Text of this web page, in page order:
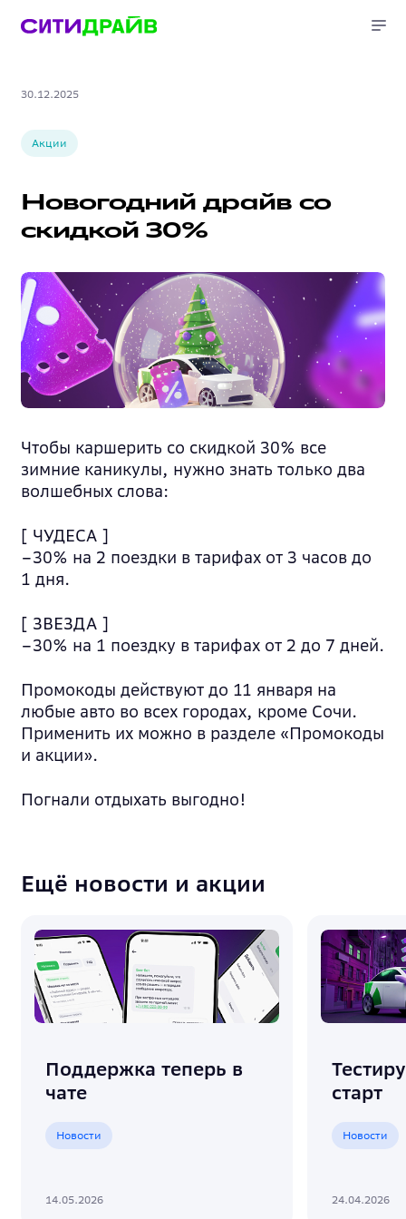
30.12.2025
Акции
Новогодний драйв со
скидкой 30%
Чтобы каршерить со скидкой 30% все
зимние каникулы, нужно знать только два
волшебных слова:
[ ЧУДЕСА ]
–30% на 2 поездки в тарифах от 3 часов до
1 дня.
[ ЗВЕЗДА ]
–30% на 1 поездку в тарифах от 2 до 7 дней.
Промокоды действуют до 11 января на
любые авто во всех городах, кроме Сочи.
Применить их можно в разделе «Промокоды
и акции».
Погнали отдыхать выгодно!
Ещё новости и акции
Поддержка теперь в
чате
14.05.2026
Новости
старт
24.04.2026
Новости